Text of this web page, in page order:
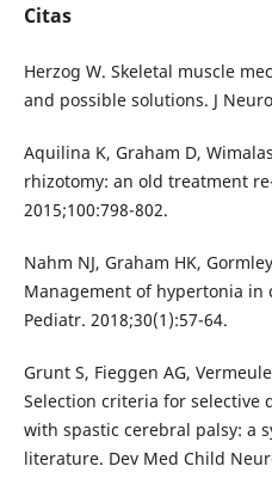
Citas
Herzog W. Skeletal muscle
and possible solutions. J
Aquilina K, Graham D,
rhizotomy: an old treatment
2015;100:798-802.
Nahm NJ, Graham HK,
Management of hypertonia in
Pediatr. 2018;30(1):57-64.
Grunt S, Fieggen AG,
Selection criteria for selective
with spastic cerebral palsy: a
literature. Dev Med Child